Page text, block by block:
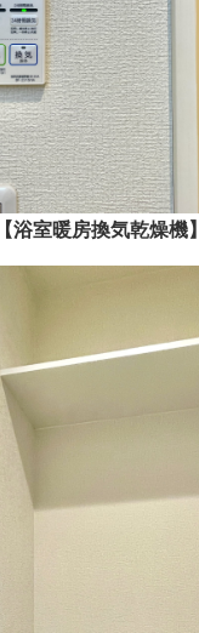
【浴室暖房換気乾燥機】